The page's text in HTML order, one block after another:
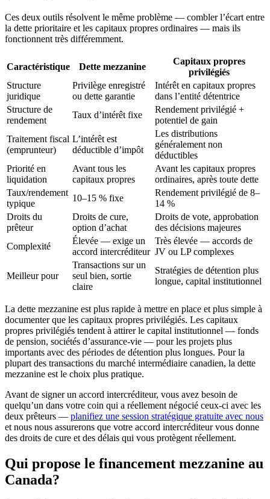
Ces deux outils résolvent le même problème — combler l’écart entre
la dette prioritaire et les capitaux propres ordinaires — mais ils
fonctionnent très différemment.
Caractéristique Dette mezzanine
Capitaux propres
privilégiés
Structure
juridique
Privilège enregistré
ou dette garantie
Intérêt en capitaux propres
dans l’entité détentrice
Structure de
rendement
Taux d’intérêt fixe
Rendement privilégié +
potentiel de gain
Traitement fiscal
(emprunteur)
L’intérêt est
déductible d’impôt
Les distributions
généralement non
déductibles
Priorité en
liquidation
Avant tous les
capitaux propres
Avant les capitaux propres
ordinaires, après toute dette
Taux/rendement
typique
10–15 % fixe
Rendement privilégié de 8–
14 %
Droits du
prêteur
Droits de cure,
option d’achat
Droits de vote, approbation
des décisions majeures
Complexité
Élevée — exige un
accord intercréditeur
Très élevée — accords de
JV ou LP complexes
Meilleur pour
Transactions sur un
seul bien, sortie
claire
Stratégies de détention plus
longue, capital institutionnel
La dette mezzanine est plus rapide à mettre en place et plus simple à
documenter que les capitaux propres privilégiés. Les capitaux
propres privilégiés tendent à attirer le capital institutionnel — fonds
de pension, sociétés d’assurance-vie — pour les projets plus
importants avec des périodes de détention plus longues. Pour la
plupart des transactions du marché intermédiaire canadien, la dette
mezzanine est le choix plus pratique.
Avant de signer un accord intercréditeur, vous avez besoin de
quelqu’un dans votre coin qui a réellement négocié ceux-ci avec les
deux prêteurs — planifiez une session stratégique gratuite avec nous
et nous nous assurerons que votre accord intercréditeur vous donne
des droits de cure et des délais qui vous protègent réellement.
Qui propose le financement mezzanine au
Canada?